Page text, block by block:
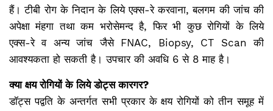
हैं। टीबी रोग के निदान के लिये एक्‍स-रे करवाना, बलगम की जांच की
अपेक्षा मंहगा तथा कम भरोसेमन्‍द है, फिर भी कुछ रोगियों के लिये
एक्‍स-रे व अन्‍य जांच जैसे FNAC, Biopsy, CT Scan की
आवश्‍यकता हो सकती है। उपचार की अवधि 6 से 8 माह है।
क्‍या क्षय रोगियों के लिये डोट्स कारगर?
डॉट्स पद्वति के अन्‍तर्गत सभी प्रकार के क्षय रोगियों को तीन समूह में